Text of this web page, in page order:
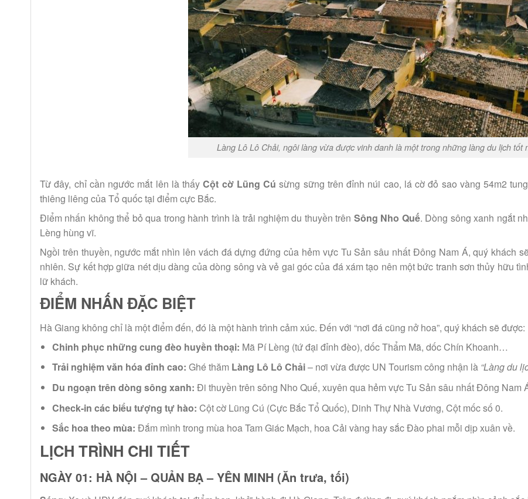
Làng Lô Lô Chải, ngôi làng vừa được vinh danh là một trong những làng du lịch tốt
Từ đây, chỉ cần ngước mắt lên là thấyCột cờ Lũng Cú sừng sững trên đỉnh núi cao, lá cờ đỏ sao vàng 54m2
thiêng liêng của Tổ quốc tại điểm cực Bắc.
Điểm nhấn không thể bỏ qua trong hành trình là trải nghiệm du thuyền trên Sông Nho Quế. Dòng sông xanh ngắt
Lèng hùng vĩ.
Ngồi trên thuyền, ngước mắt nhìn lên vách đá dựng đứng của hẻm vực Tu Sản sâu nhất Đông Nam Á, quý khách
nhiên. Sự kết hợp giữa nét dịu dàng của dòng sông và vẻ gai góc của đá xám tạo nên một bức tranh sơn thủy hữu
lữ khách.
ĐIỂM NHẤN ĐẶC BIỆT
Hà Giang không chỉ là một điểm đến, đó là một hành trình cảm xúc. Đến với “nơi đá cũng nở hoa”, quý khách sẽ được:
Chinh phục những cung đèo huyền thoại: Mã Pí Lèng (tứ đại đỉnh đèo), dốc Thẩm Mã, dốc Chín Khoanh…
Trải nghiệm văn hóa đỉnh cao: Ghé thăm Làng Lô Lô Chải– nơi vừa được UN Tourism công nhận là “Làng du
Du ngoạn trên dòng sông xanh: Đi thuyền trên sông Nho Quế, xuyên qua hẻm vực Tu Sản sâu nhất Đông Nam
Check-in các biểu tượng tự hào: Cột cờ Lũng Cú (Cực Bắc Tổ Quốc), Dinh Thự Nhà Vương, Cột mốc số 0.
Sắc hoa theo mùa: Đắm mình trong mùa hoa Tam Giác Mạch, hoa Cải vàng hay sắc Đào phai mỗi dịp xuân về.
LỊCH TRÌNH CHI TIẾT
NGÀY 01: HÀ NỘI – QUẢN BẠ – YÊN MINH (Ăn trưa, tối)